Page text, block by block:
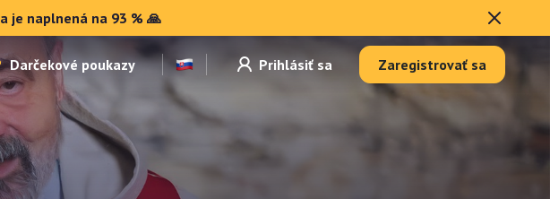
je naplnená na 93 % 🙏
Darčekové poukazy Prihlásiť sa Zaregistrovať sa